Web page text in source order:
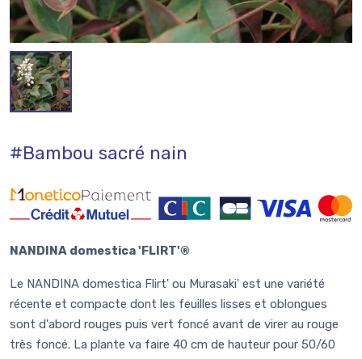
#Bambou sacré nain
NANDINA domestica 'FLIRT'®
Le NANDINA domestica Flirt' ou Murasaki' est une variété
récente et compacte dont les feuilles lisses et oblongues
sont d'abord rouges puis vert foncé avant de virer au rouge
très foncé. La plante va faire 40 cm de hauteur pour 50/60